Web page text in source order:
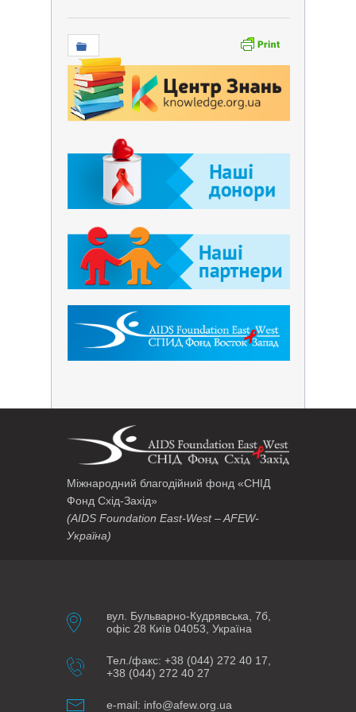
Міжнародний благодійний фонд «СНІД
Фонд Схід-Захід»
(AIDS Foundation East-West – AFEW-
Україна)
вул. Бульварно-Кудрявська, 7б,
офіс 28 Київ 04053, Україна
Тел./факс: +38 (044) 272 40 17,
+38 (044) 272 40 27
e-mail: info@afew.org.ua